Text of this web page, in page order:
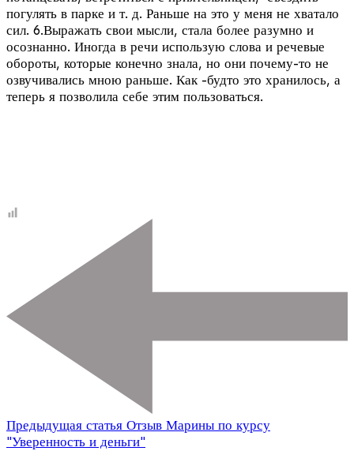
погулять в парке и т. д. Раньше на это у меня не хватало
сил. 6.Выражать свои мысли, стала более разумно и
осознанно. Иногда в речи использую слова и речевые
обороты, которые конечно знала, но они почему-то не
озвучивались мною раньше. Как -будто это хранилось, а
теперь я позволила себе этим пользоваться.
Предыдущая статья Отзыв Марины по курсу
"Уверенность и деньги"